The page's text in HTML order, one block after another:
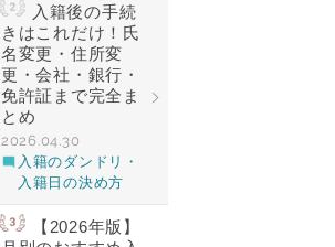
入籍後の手続
きはこれだけ！氏
名変更・住所変
更・会社・銀行・
免許証まで完全ま
とめ
2026.04.30
入籍のダンドリ・
入籍日の決め方
【2026年版】